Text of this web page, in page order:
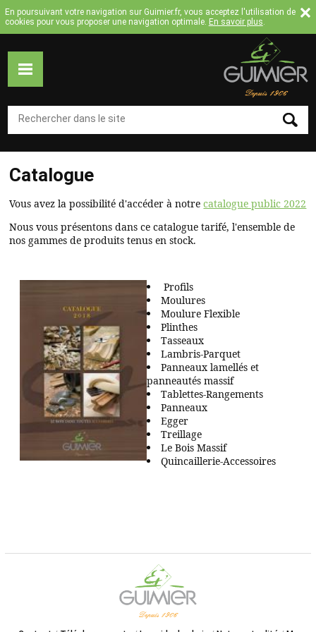
Jump to navigation
MOULURES
FLEXIBLES
SUR
CATALOGUE
PROPOS
En poursuivant votre navigation sur Guimier.fr, vous acceptez l'utilisation de
cookies pour vous proposer une navigation optimale. En savoir plus.
Catalogue
Vous avez la possibilité d'accéder à notrecatalogue public 2022
Nous vous présentons dans ce catalogue tarifé, l'ensemble de
nos gammes de produits tenus en stock.
Profils
Moulures
Moulure Flexible
Plinthes
Tasseaux
Lambris-Parquet
Panneaux lamellés et
panneautés massif
Tablettes-Rangements
Panneaux
Egger
Treillage
Le Bois Massif
Quincaillerie-Accessoires